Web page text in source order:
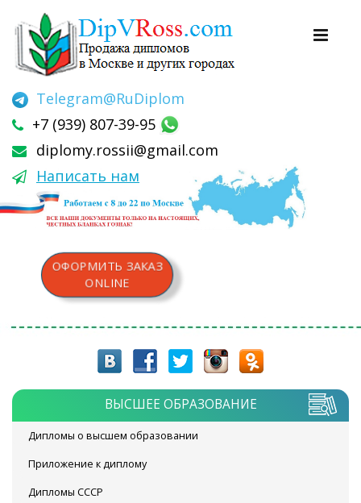
Telegram@RuDiplom
+7 (939) 807-39-95
diplomy.rossii@gmail.com
Написать нам
ОФОРМИТЬ ЗАКАЗ
ONLINE
ВЫСШЕЕ ОБРАЗОВАНИЕ
Дипломы о высшем образовании
Приложение к диплому
Дипломы СССР